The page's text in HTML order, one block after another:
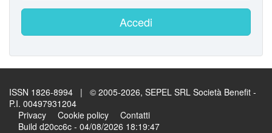
Accedi
ISSN 1826-8994 | © 2005-2026, SEPEL SRL Società Benefit -
P.I. 00497931204
Privacy
Cookie policy
Contatti
Build d20cc6c - 04/08/2026 18:19:47